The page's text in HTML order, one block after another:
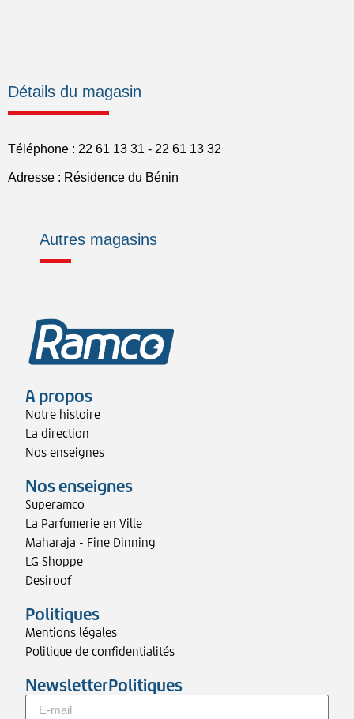
Détails du magasin
Téléphone : 22 61 13 31 - 22 61 13 32
Adresse : Résidence du Bénin
Autres magasins
A propos
Notre histoire
La direction
Nos enseignes
Nos enseignes
Superamco
La Parfumerie en Ville
Maharaja - Fine Dinning
LG Shoppe
Desiroof
Politiques
Mentions légales
Politique de confidentialités
NewsletterPolitiques